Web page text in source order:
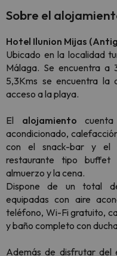
Sobre el
Hotel Ilunion Mijas
Ubicado en la localidad
Málaga. Se encuentra a
5,3Kms se encuentra la
acceso a la playa.
El alojamiento
acondicionado,
con el snack-bar y el
restaurante tipo buffet
almuerzo y la cena.
Dispone de un total
equipadas con aire
teléfono, Wi-Fi gratuito,
y baño completo con
Además de disfrutar